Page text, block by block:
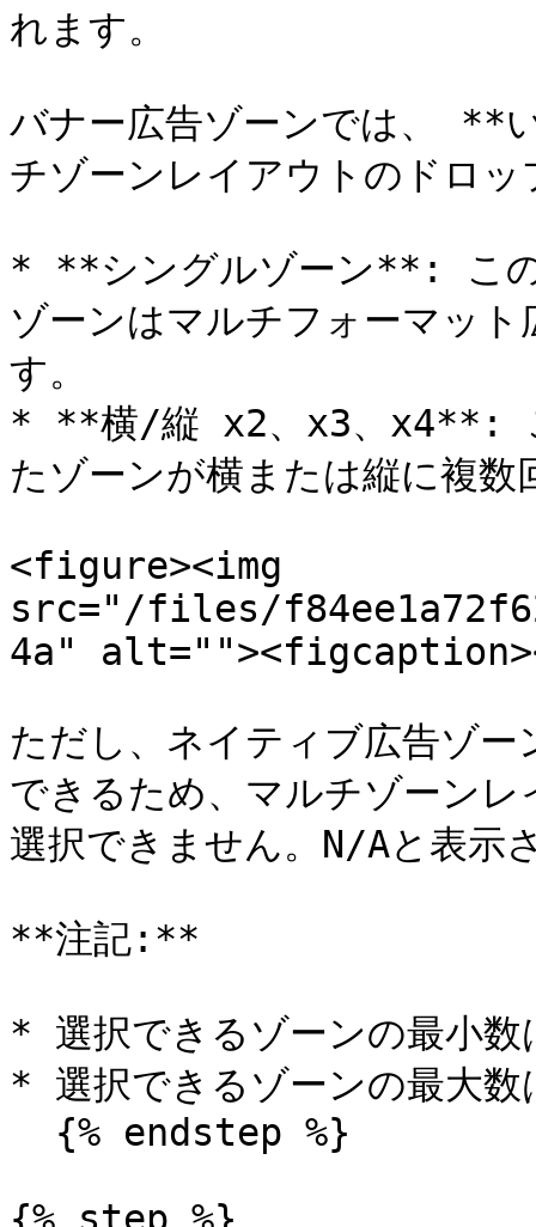
れます。
バナー広告ゾーンでは、 **
チゾーンレイアウトのドロ
* **シングルゾーン**: この
ゾーンはマルチフォーマッ
す。
* **横/縦 x2、x3、x4**: こ
たゾーンが横または縦に複数
<figure><img
src="/files/
4a"
ただし、ネイティブ広告ゾ
できるため、マルチゾーン
選択できません。N/Aと表示
**注記:**
* 選択できるゾーンの最小数
* 選択できるゾーンの最大数